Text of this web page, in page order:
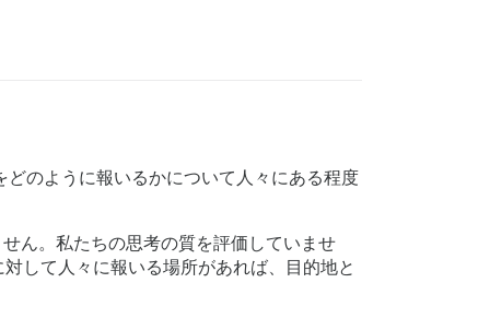
どのように報いるかについて人々にある程度
ん。私たちの思考の質を評価していませ
して人々に報いる場所があれば、目的地と